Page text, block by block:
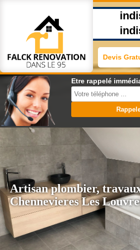
Devis
Etre rappelé
Artisan plombier,
Chennevieres Les